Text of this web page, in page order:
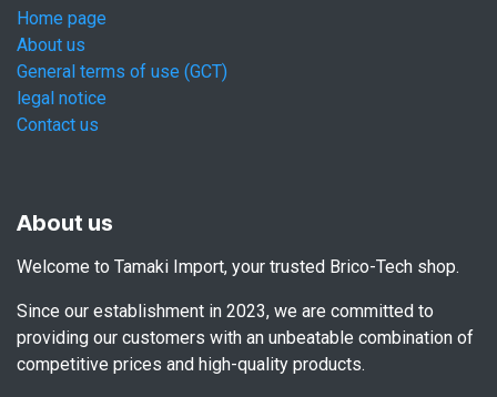
Home page
About us
General terms of use (GCT)
legal notice
Contact us
About us
Welcome to Tamaki Import, your trusted Brico-Tech shop.
Since our establishment in 2023, we are committed to
providing our customers with an unbeatable combination of
competitive prices and high-quality products.